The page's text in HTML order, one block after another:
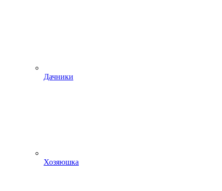
Дачники
Хозяюшка